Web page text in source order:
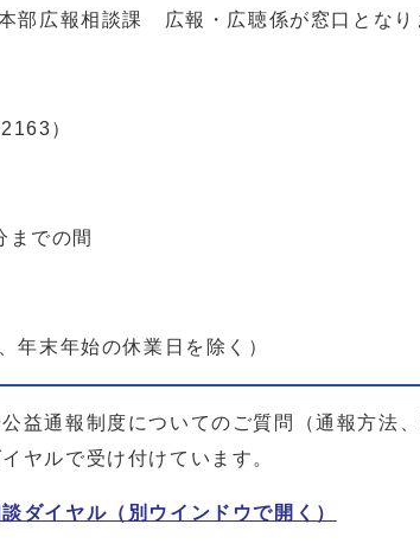
部広報相談課 広報・広聴係が窓口となり
）
までの間
年末年始の休業日を除く）
益通報制度についてのご質問（通報方法
ヤルで受け付けています。
ダイヤル （別ウインドウで開く）